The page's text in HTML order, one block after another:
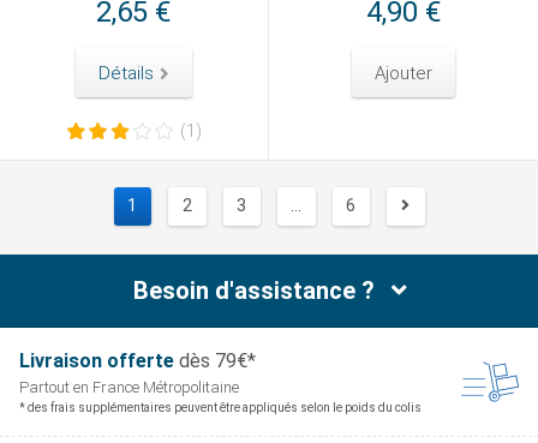
2,65 €
Détails
(1)
4,90 €
Ajouter
1 2 3
6
Besoin d'assistance ?
Livraison offerte dès 79€*
Partout en France Métropolitaine
* des frais supplémentaires peuvent être appliqués selon le poids du colis